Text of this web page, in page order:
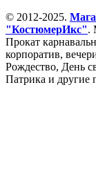
© 2012-2025.
"КостюмерИкс".
Прокат
корпоратив,
Рождество, День
Патрика и другие